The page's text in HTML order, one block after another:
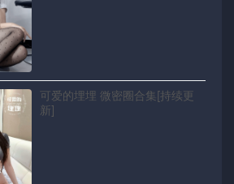
可爱的埋埋 微密圈合集[持续更
新]